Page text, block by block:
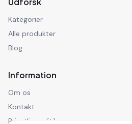
Kategorier
Alle produkter
Blog
Information
Om os
Kontakt
Privatlivspolitik